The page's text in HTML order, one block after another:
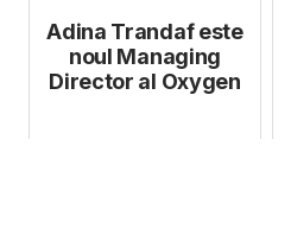
Adina Trandaf este
noul Managing
Director al Oxygen